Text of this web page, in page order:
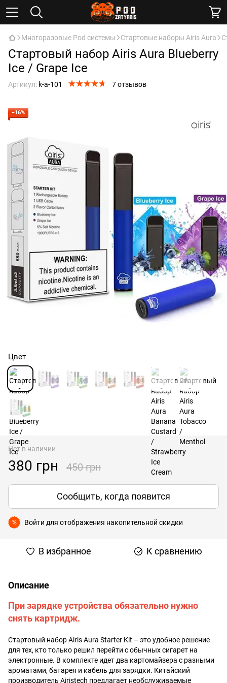
Многоразовые Pod системы Cтартовые наборы Airis Aura
Стартовый набор Airis Aura Blueberry
Ice / Grape Ice
Артикул: k-a-101 7 отзывов
−16%
Цвет
Нет в наличии
380 грн 450 грн
Сообщить, когда появится
% Войти для отображения накопительной скидки
В избранное К сравнению
Описание
При зарядке устройства обязательно нужно
снять картридж.
Стартовый набор Airis Aura Starter Kit – это удобное решение
для тех, кто только решил перейти с обычных сигарет на
электронные. В комплекте идет два картомайзера с разными
ароматами, батарея и кабель для зарядки. Китайский
производитель Airistech предлагает необслуживаемые